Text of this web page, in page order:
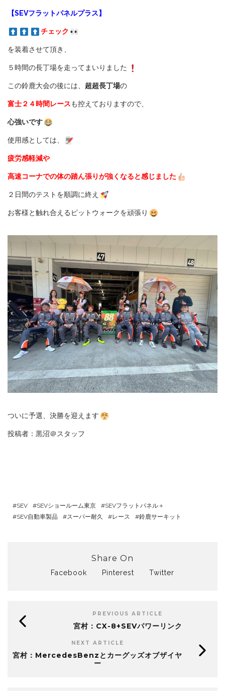
【SEVフラットパネルプラス】
チェック
を装着させて頂き、
５時間の長丁場を走ってまいりました
この鈴鹿大会の後には、 超超長丁場の
富士２４時間レースも控えておりますので、
心強いです
使用感としては、
疲労感軽減や
高速コーナでの体の踏ん張りが強くなると感じました
２日間のテストを順調に終え
お客様と触れ合えるピットウォークを頑張り
ついに予選、決勝を迎えます
投稿者：黒沼＠スタッフ
SEV SEVショールーム東京
SEVフラットパネル＋
SEV自動車製品
スーパー耐久 レース 鈴鹿サーキット
Share On
Facebook Pinterest Twitter
PREVIOUS ARTICLE
宮村：CX-8+SEVパワーリンク
NEXT ARTICLE
宮村：MercedesBenzとカーグッズオブザイヤ
ー